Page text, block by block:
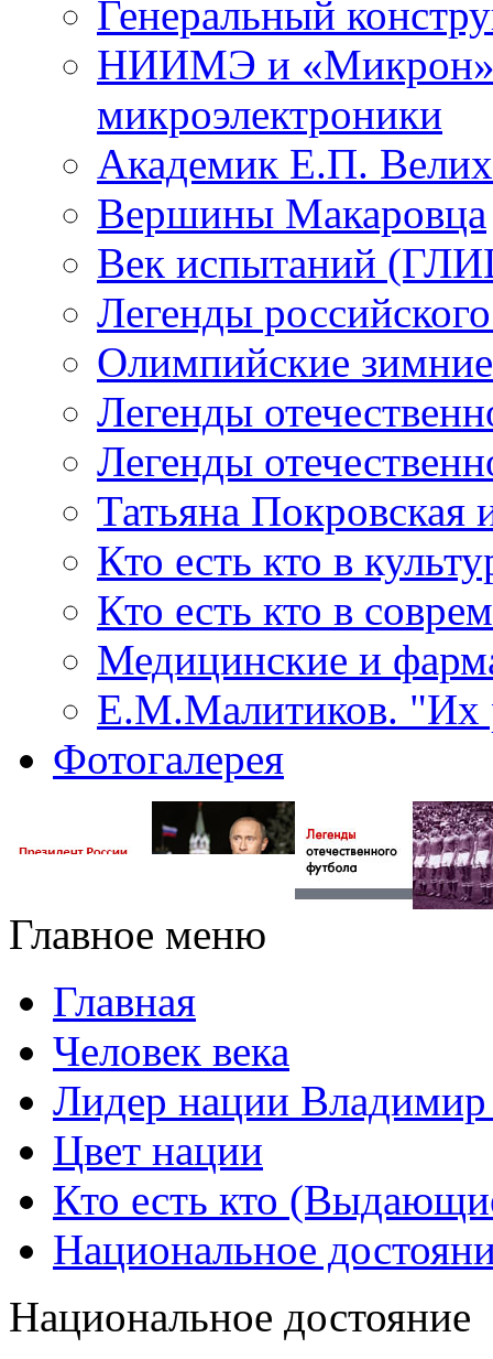
Генеральный
НИИМЭ и «Микрон»
микроэлектроники
Академик Е.П.
Вершины Макаровца
Век испытаний
Легенды
Олимпийские
Легенды
Легенды
Татьяна Покровская
Кто есть кто в
Кто есть кто в
Медицинские и
Е.М.Малитиков. "Их
Фотогалерея
Главное меню
Главная
Человек века
Лидер нации
Цвет нации
Кто есть кто
Национальное
Национальное достояние